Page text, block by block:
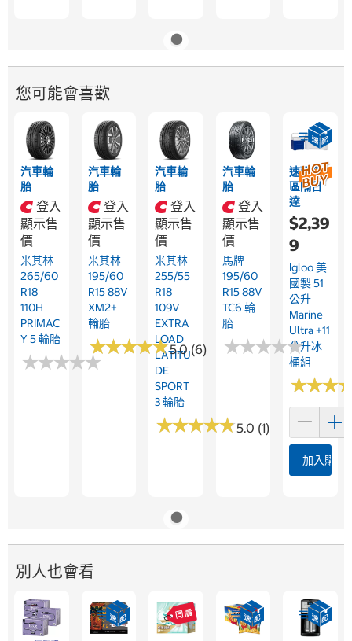
您可能會喜歡
汽車輪
胎
登入
顯示售
價
米其林
265/60
R18
110H
PRIMAC
Y 5 輪胎
★★★★★
★★★★★
汽車輪
胎
登入
顯示售
價
米其林
195/60
R15 88V
XM2+
輪胎
★★★★★
★★★★★5.0 (6)
汽車輪
胎
登入
顯示售
價
米其林
255/55
R18
109V
EXTRA
LOAD
LATITU
DE
SPORT
3 輪胎
★★★★★
★★★★★5.0 (1)
汽車輪
胎
登入
顯示售
價
馬牌
195/60
R15 88V
TC6 輪
胎
★★★★★
★★★★★
速配限
區隔日
達
$2,39
9
Igloo 美
國製 51
公升
Marine
Ultra +11
公升冰
桶組
★★★
★★★
加入購物
別人也會看